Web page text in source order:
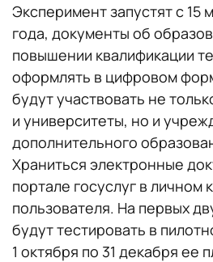
Эксперимент запустят с 15
года, документы об
повышении квалификации
оформлять в цифровом
будут участвовать не
и университеты, но и
дополнительного
Храниться электронные
портале госуслуг в личном
пользователя. На первых
будут тестировать в
1 октября по 31 декабря ее